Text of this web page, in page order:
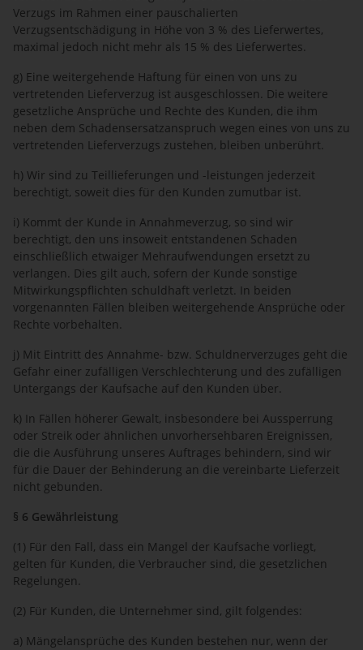
Verzugs im Rahmen einer pauschalierten
Verzugsentschädigung in Höhe von 3 % des Lieferwertes,
maximal jedoch nicht mehr als 15 % des Lieferwertes.
g) Eine weitergehende Haftung für einen von uns zu
vertretenden Lieferverzug ist ausgeschlossen. Die weitere
gesetzliche Ansprüche und Rechte des Kunden, die ihm
neben dem Schadensersatzanspruch wegen eines von uns zu
vertretenden Lieferverzugs zustehen, bleiben unberührt.
h) Wir sind zu Teillieferungen und -leistungen jederzeit
berechtigt, soweit dies für den Kunden zumutbar ist.
i) Kommt der Kunde in Annahmeverzug, so sind wir
berechtigt, den uns insoweit entstandenen Schaden
einschließlich etwaiger Mehraufwendungen ersetzt zu
verlangen. Dies gilt auch, sofern der Kunde sonstige
Mitwirkungspflichten schuldhaft verletzt. In beiden
vorgenannten Fällen bleiben weitergehende Ansprüche oder
Rechte vorbehalten.
j) Mit Eintritt des Annahme- bzw. Schuldnerverzuges geht die
Gefahr einer zufälligen Verschlechterung und des zufälligen
Untergangs der Kaufsache auf den Kunden über.
k) In Fällen höherer Gewalt, insbesondere bei Aussperrung
oder Streik oder ähnlichen unvorhersehbaren Ereignissen,
die die Ausführung unseres Auftrages behindern, sind wir
für die Dauer der Behinderung an die vereinbarte Lieferzeit
nicht gebunden.
§ 6 Gewährleistung
(1) Für den Fall, dass ein Mangel der Kaufsache vorliegt,
gelten für Kunden, die Verbraucher sind, die gesetzlichen
Regelungen.
(2) Für Kunden, die Unternehmer sind, gilt folgendes:
a) Mängelansprüche des Kunden bestehen nur, wenn der